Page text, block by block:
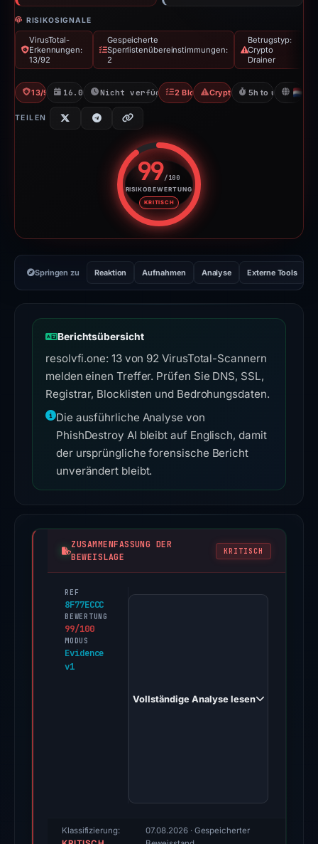
RISIKOSIGNALE
VirusTotal-
Erkennungen:
13/92
Gespeicherte
Sperrlistenübereinstimmungen:
2
Betrugstyp:
Crypto
Drainer
13/92 VT16.05.2026Nicht verfügbar seit 17.05.2026
2 BlocklistsCrypto Drainer5h to unavailable
TEILEN
99/100
RISIKOBEWERTUNG
KRITISCH
Risikobewertung: 99 von
Springen zu Reaktion Aufnahmen Analyse Externe Tools
Berichtsübersicht
resolvfi.one: 13 von 92 VirusTotal-Scannern
melden einen Treffer. Prüfen Sie DNS, SSL,
Registrar, Blocklisten und Bedrohungsdaten.
Die ausführliche Analyse von
PhishDestroy AI bleibt auf Englisch, damit
der ursprüngliche forensische Bericht
unverändert bleibt.
ZUSAMMENFASSUNG DER
BEWEISLAGE
KRITISCH
REF
8F77ECCC
BEWERTUNG
99/100
MODUS
Evidence
v1
PhishDestroy
16,
positive
Vollständige Analyse lesen
Klassifizierung:
07.08.2026· Gespeicherter